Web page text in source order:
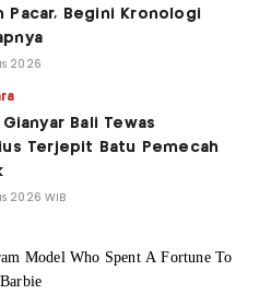
Pacar, Begini Kronologi
2026
Bali Tewas
Terjepit Batu Pemecah
2026 WIB